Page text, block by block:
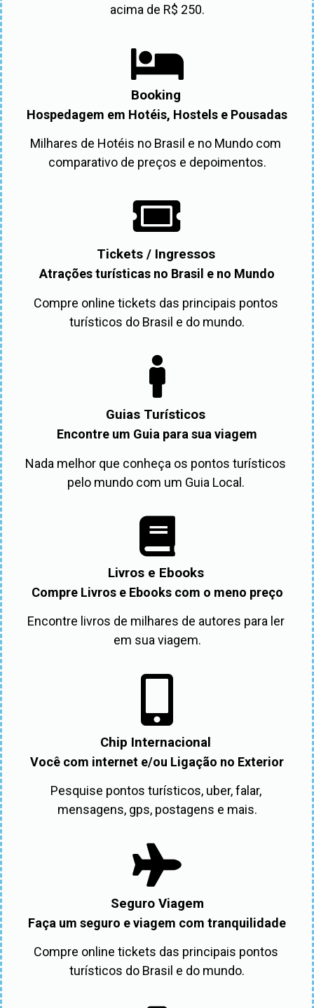
acima de R$ 250.
Booking
Hospedagem em Hotéis, Hostels e Pousadas
Milhares de Hotéis no Brasil e no Mundo com
comparativo de preços e depoimentos.
Tickets / Ingressos
Atrações turísticas no Brasil e no Mundo
Compre online tickets das principais pontos
turísticos do Brasil e do mundo.
Guias Turísticos
Encontre um Guia para sua viagem
Nada melhor que conheça os pontos turísticos
pelo mundo com um Guia Local.
Livros e Ebooks
Compre Livros e Ebooks com o meno preço
Encontre livros de milhares de autores para ler
em sua viagem.
Chip Internacional
Você com internet e/ou Ligação no Exterior
Pesquise pontos turísticos, uber, falar,
mensagens, gps, postagens e mais.
Seguro Viagem
Faça um seguro e viagem com tranquilidade
Compre online tickets das principais pontos
turísticos do Brasil e do mundo.